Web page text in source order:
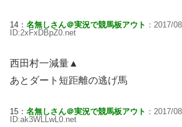
14： 名無しさん＠実況で競馬板アウト ：2017/
ID:2xFxDBpZ0.net
西田村一減量▲
あとダート短距離の逃げ馬
15： 名無しさん＠実況で競馬板アウト ：2017/
ID:ak3WLLwL0.net